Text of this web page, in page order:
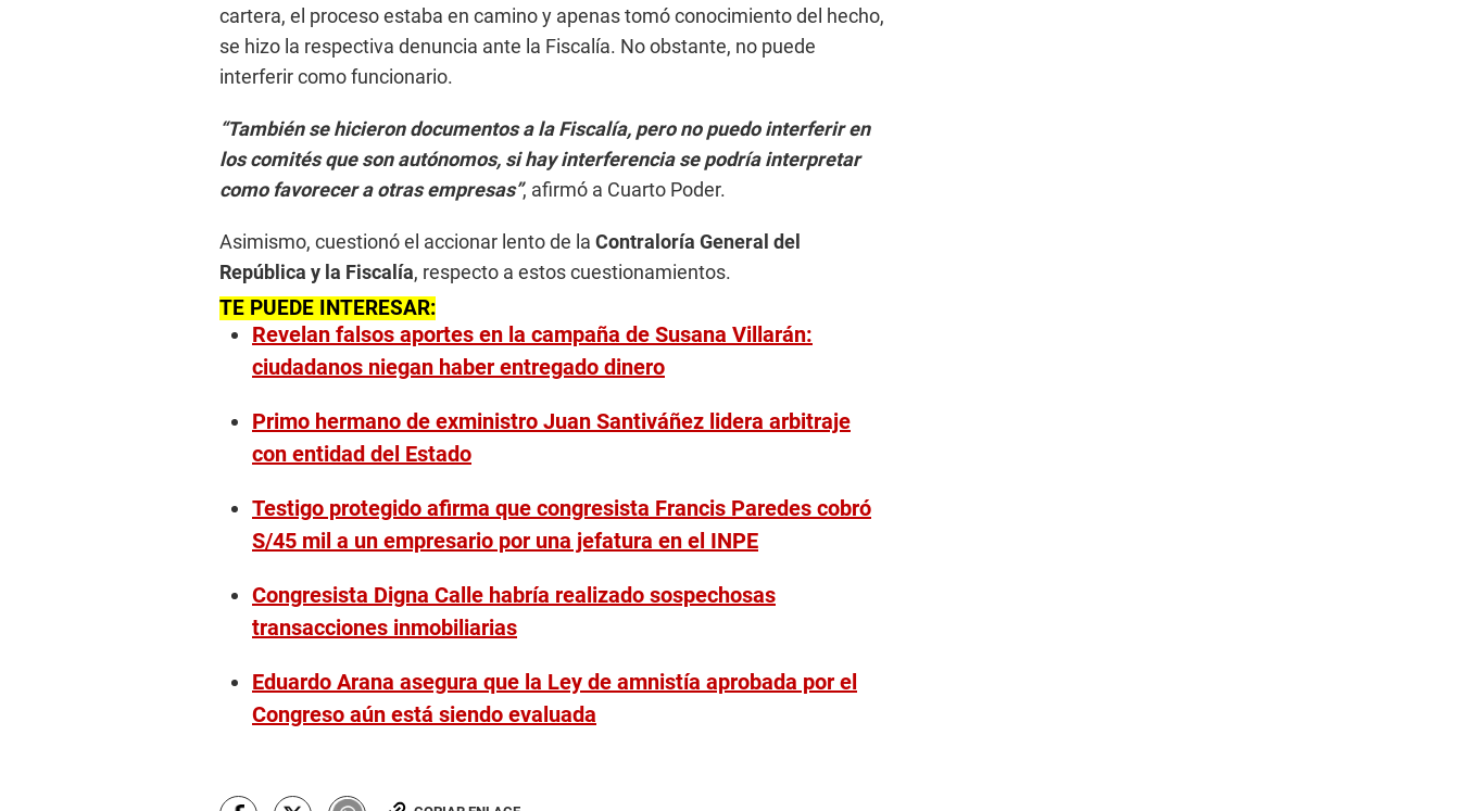
cartera, el proceso estaba en camino y apenas tomó conocimiento del hecho,
se hizo la respectiva denuncia ante la Fiscalía. No obstante, no puede
interferir como funcionario.
“También se hicieron documentos a la Fiscalía, pero no puedo interferir en
los comités que son autónomos, si hay interferencia se podría interpretar
como favorecer a otras empresas”, afirmó a Cuarto Poder.
Asimismo, cuestionó el accionar lento de la Contraloría General del
República y la Fiscalía, respecto a estos cuestionamientos.
TE PUEDE INTERESAR:
Revelan falsos aportes en la campaña de Susana Villarán:
ciudadanos niegan haber entregado dinero
Primo hermano de exministro Juan Santiváñez lidera arbitraje
con entidad del Estado
Testigo protegido afirma que congresista Francis Paredes cobró
S/45 mil a un empresario por una jefatura en el INPE
Congresista Digna Calle habría realizado sospechosas
transacciones inmobiliarias
Eduardo Arana asegura que la Ley de amnistía aprobada por el
Congreso aún está siendo evaluada